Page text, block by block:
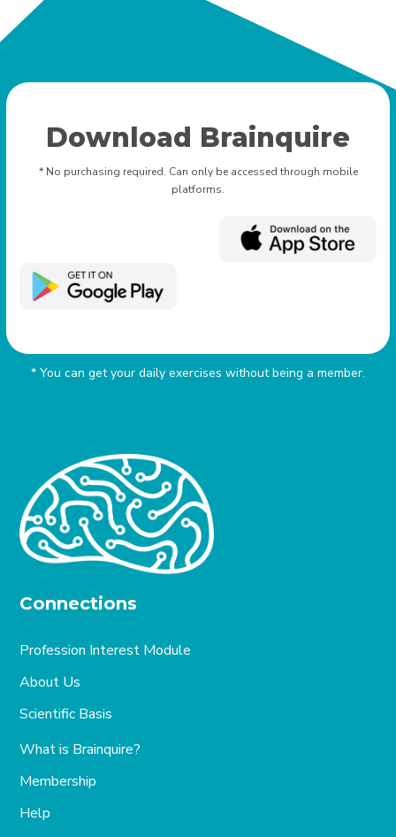
Download Brainquire
* No purchasing required. Can only be accessed through mobile
platforms.
* You can get your daily exercises without being a member.
Connections
Profession Interest Module
About Us
Scientific Basis
What is Brainquire?
Membership
Help